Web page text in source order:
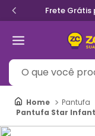
Frete
O que você
Pantufa
Pantufa Star